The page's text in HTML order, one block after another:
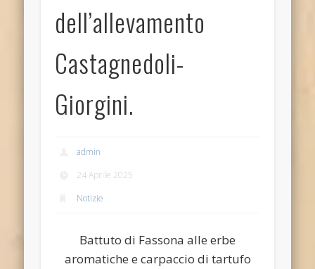
dell’allevamento
Castagnedoli-
Giorgini.
admin
24 Aprile 2025
Notizie
Battuto di Fassona alle erbe
aromatiche e carpaccio di tartufo